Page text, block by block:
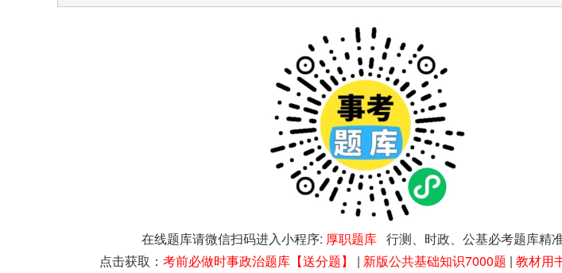
在线题库请微信扫码进入小程序: 厚职题库行测、时政、公基必考题库精
点击获取： 考前必做时事政治题库【送分题】 | 新版公共基础知识7000题 | 教材用